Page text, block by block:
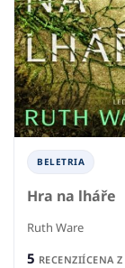
BELETRIA
Hra na lháře
Ruth Ware
5 RECENZIÍCENA Z